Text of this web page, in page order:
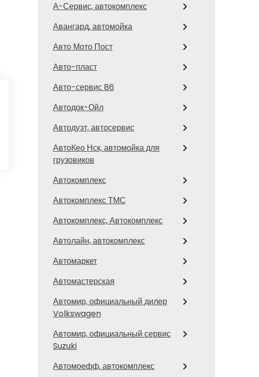
А-Сервис, автокомплекс
Авангард, автомойка
Авто Мото Пост
Авто-пласт
Авто-сервис 86
Автодок-Ойл
Автодуэт, автосервис
АвтоКео Нск, автомойка для
грузовиков
Автокомплекс
Автокомплекс ТМС
Автокомплекс, Автокомплекс
Автолайн, автокомплекс
Автомаркет
Автомастерская
Автомир, официальный дилер
Volkswagen
Автомир, официальный сервис
Suzuki
Автомоефф, автокомплекс